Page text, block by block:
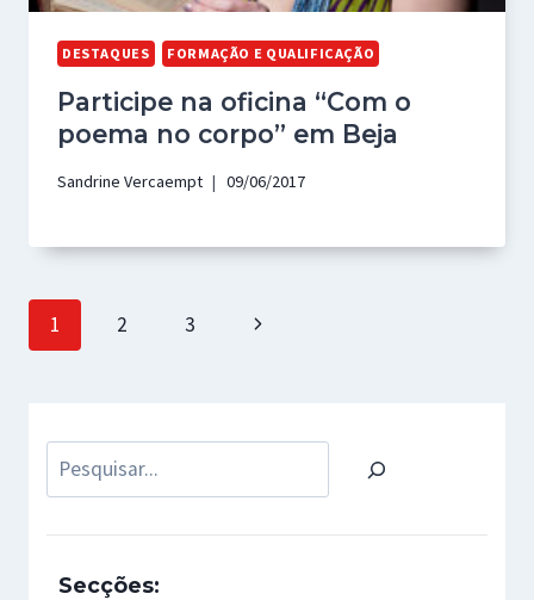
DESTAQUES FORMAÇÃO E QUALIFICAÇÃO
Participe na oficina “Com o
poema no corpo” em Beja
Sandrine Vercaempt 09/06/2017
Page
1 2 3
Next
Pesquisar
Secções: